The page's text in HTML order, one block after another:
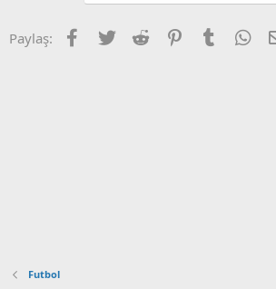
Paylaş: Facebook
Twitter Reddit PinterestTumblr
Futbol